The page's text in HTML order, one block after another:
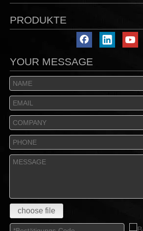
PRODUKTE
YOUR MESSAGE
choose file